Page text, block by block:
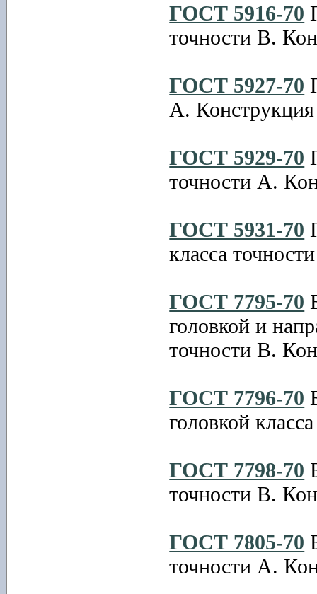
ГОСТ 5916-70
точности В.
ГОСТ 5927-70
А.
ГОСТ 5929-70
точности А.
ГОСТ 5931-70
класса
ГОСТ 7795-70
головкой и
точности В.
ГОСТ 7796-70
головкой
ГОСТ 7798-70
точности В.
ГОСТ 7805-70
точности А.